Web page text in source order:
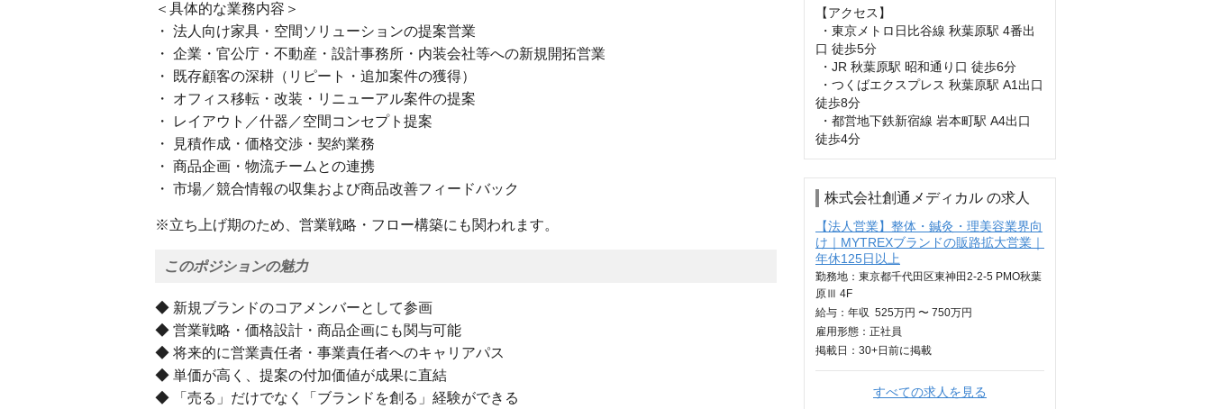
＜具体的な業務内容＞
・ 法人向け家具・空間ソリューションの提案営業
・ 企業・官公庁・不動産・設計事務所・内装会社等への新規開拓営業
・ 既存顧客の深耕（リピート・追加案件の獲得）
・ オフィス移転・改装・リニューアル案件の提案
・ レイアウト／什器／空間コンセプト提案
・ 見積作成・価格交渉・契約業務
・ 商品企画・物流チームとの連携
・ 市場／競合情報の収集および商品改善フィードバック
※立ち上げ期のため、営業戦略・フロー構築にも関われます。
このポジションの魅力
◆ 新規ブランドのコアメンバーとして参画
◆ 営業戦略・価格設計・商品企画にも関与可能
◆ 将来的に営業責任者・事業責任者へのキャリアパス
◆ 単価が高く、提案の付加価値が成果に直結
◆ 「売る」だけでなく「ブランドを創る」経験ができる
【アクセス】
口 徒歩5分
徒歩8分
徒歩4分
株式会社創通メディカル の求人
【法人営業】整体・鍼灸・理美容業界向
け｜MYTREXブランドの販路拡大営業｜
年休125日以上
勤務地：東京都千代田区東神田2-2-5 PMO秋葉
原Ⅲ 4F
給与： 年収 525万円 〜 750万円
雇用形態：正社員
掲載日： 30+日 前に掲載
すべての求人を見る